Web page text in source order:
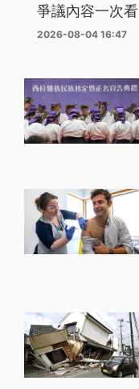
爭議內容一次看
2026-08-04 16:47